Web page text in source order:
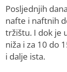
Posljednjih
nafte i naftnih
tržištu. I dok je
niža i za 10 do
i dalje ista.